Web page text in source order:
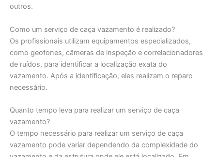
outros.
Como um serviço de caça vazamento é realizado?
Os profissionais utilizam equipamentos especializados,
como geofones, câmeras de inspeção e correlacionadores
de ruídos, para identificar a localização exata do
vazamento. Após a identificação, eles realizam o reparo
necessário.
Quanto tempo leva para realizar um serviço de caça
vazamento?
O tempo necessário para realizar um serviço de caça
vazamento pode variar dependendo da complexidade do